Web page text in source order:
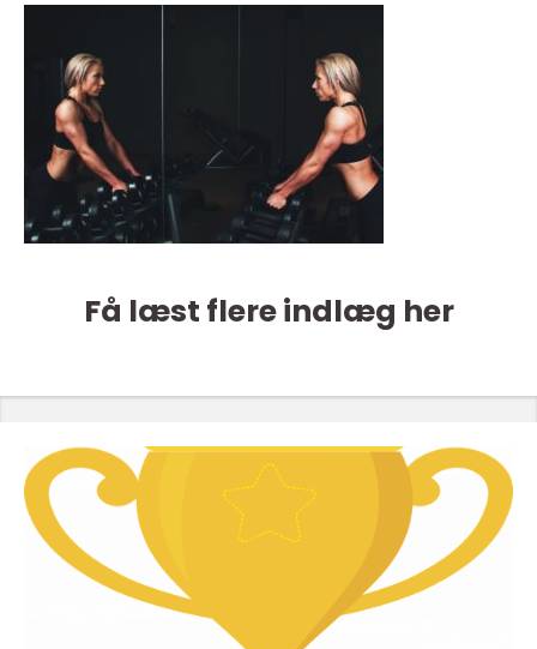
Få læst flere indlæg her